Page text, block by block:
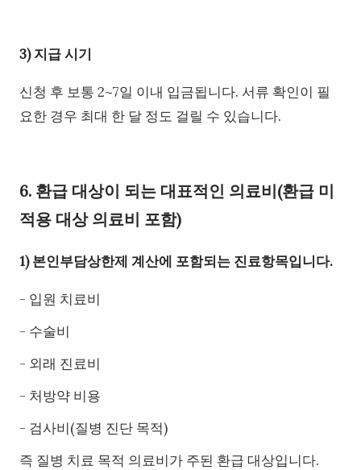
3) 지급 시기
신청 후 보통 2~7일 이내 입금됩니다. 서류 확인이 필
요한 경우 최대 한 달 정도 걸릴 수 있습니다.
6. 환급 대상이 되는 대표적인 의료비(환급 미
적용 대상 의료비 포함)
1) 본인부담상한제 계산에 포함되는 진료항목입니다.
- 입원 치료비
- 수술비
- 외래 진료비
- 처방약 비용
- 검사비(질병 진단 목적)
즉 질병 치료 목적 의료비가 주된 환급 대상입니다.